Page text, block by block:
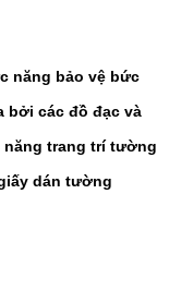
năng bảo vệ bức
bởi các đồ đạc và
trang trí tường
dán tường